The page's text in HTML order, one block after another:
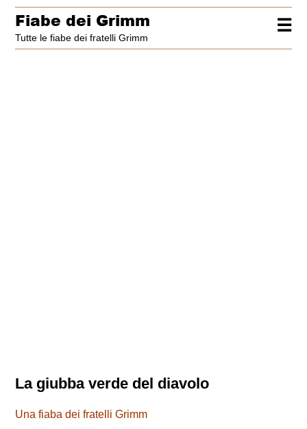
☰
Fiabe dei Grimm
Tutte le fiabe dei fratelli Grimm
La giubba verde del diavolo
Una fiaba dei fratelli Grimm